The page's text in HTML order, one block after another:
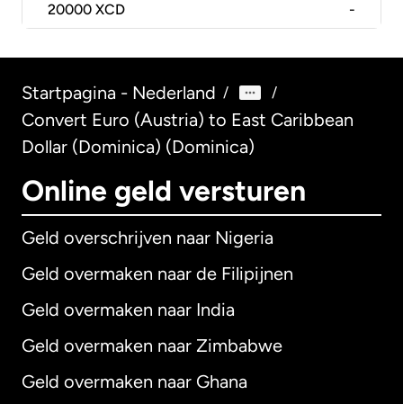
20000 XCD -
Startpagina - Nederland / /
Convert Euro (Austria) to East Caribbean
Dollar (Dominica) (Dominica)
Online geld versturen
Geld overschrijven naar Nigeria
Geld overmaken naar de Filipijnen
Geld overmaken naar India
Geld overmaken naar Zimbabwe
Geld overmaken naar Ghana